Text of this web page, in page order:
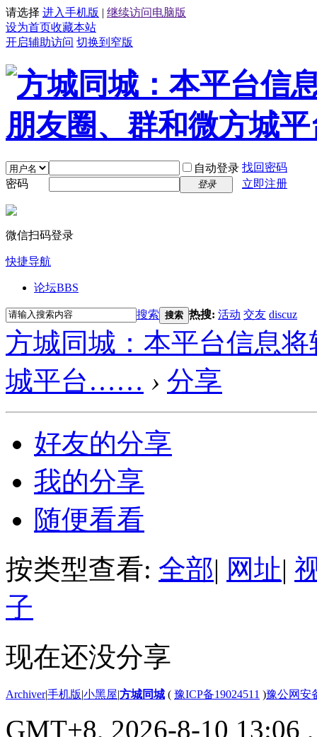
请选择 进入手机版 | 继续访问电脑版
设为首页收藏本站
开启辅助访问 切换到窄版
自动登录 找回密码
密码
登录 立即注册
微信扫码登录
快捷导航
论坛BBS
搜索 搜索 热搜: 活动 交友 discuz
方城同城：本平台信息
城平台…… › 分享
好友的分享
我的分享
随便看看
按类型查看: 全部| 网址|
子
现在还没分享
Archiver|手机版|小黑屋|方城同城 ( 豫ICP备19024511 )豫公网安
GMT+8, 2026-8-10 13:06